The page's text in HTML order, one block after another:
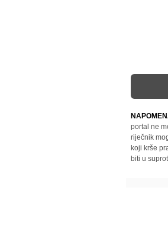
portal ne
riječnik
koji krše
biti u